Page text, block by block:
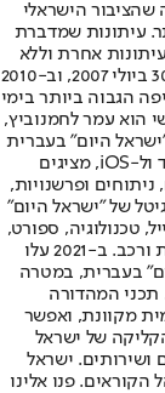
הישראלי
עיתונות שמדברת
אחרת וללא
תשלום. המהדורה המודפסת הראשונה פורסמה ב-30 ביולי 2007, וב-2010
הגבוה ביותר בימי
הוא עמר לחמנוביץ,
היום" בעברית
ובאנגלית, כמו כן היישומונים (אפליקציות) לאנדרואיד ול-iOS, מציגים
ופרשנויות,
של "ישראל היום"
טכנולוגיה, ספורט,
כלכלה וצרכנות, בריאות, חיילים, אוכל, יהדות, תיירות ורכב. ב-2021 עלו
בעברית, במטרה
תכני המהדורה
מקוונת, ואפשר
של ישראל
ושירותים. ישראל
פנו אלינו